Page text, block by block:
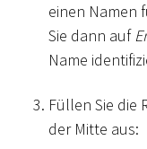
einen Namen
Sie dann auf
Name
Füllen Sie die
der Mitte aus: